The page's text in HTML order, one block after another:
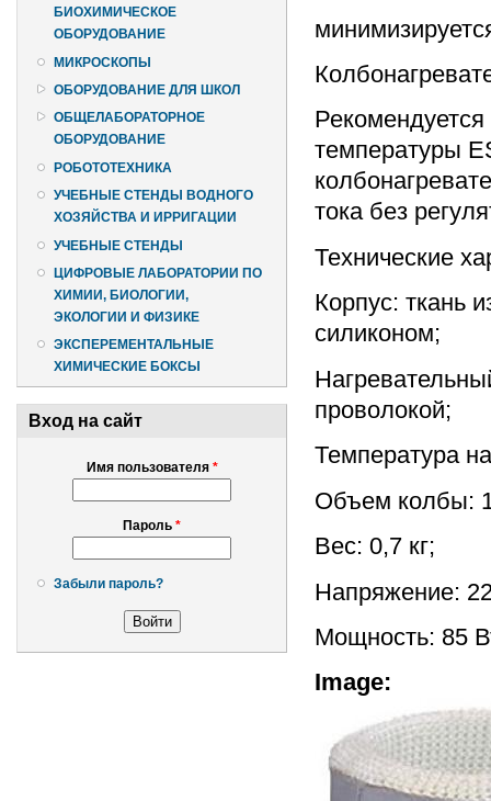
БИОХИМИЧЕСКОЕ
ОБОРУДОВАНИЕ
МИКРОСКОПЫ
ОБОРУДОВАНИЕ ДЛЯ ШКОЛ
ОБЩЕЛАБОРАТОРНОЕ
ОБОРУДОВАНИЕ
РОБОТОТЕХНИКА
УЧЕБНЫЕ СТЕНДЫ ВОДНОГО
ХОЗЯЙСТВА И ИРРИГАЦИИ
УЧЕБНЫЕ СТЕНДЫ
ЦИФРОВЫЕ ЛАБОРАТОРИИ ПО
ХИМИИ, БИОЛОГИИ,
ЭКОЛОГИИ И ФИЗИКЕ
ЭКСПЕРЕМЕНТАЛЬНЫЕ
ХИМИЧЕСКИЕ БОКСЫ
Вход на сайт
Имя пользователя *
Пароль *
Забыли пароль?
температуры
тока без
Технические
Корпус: ткань
силиконом;
проволокой;
Температура
Объем колбы:
Вес: 0,7 кг;
Напряжение:
Мощность: 85
Image: